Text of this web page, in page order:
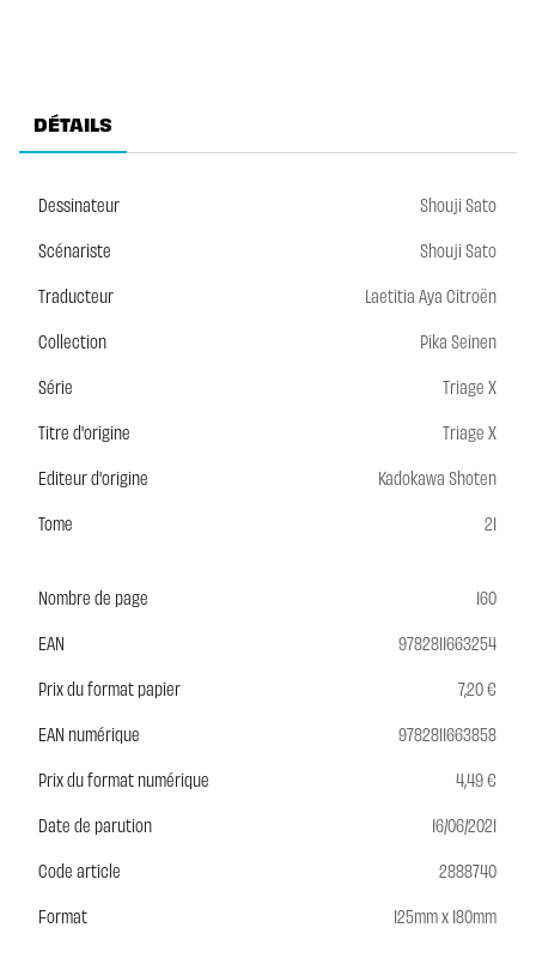
DÉTAILS
Dessinateur
Shouji Sato
Scénariste
Shouji Sato
Traducteur
Laetitia Aya Citroën
Collection
Pika Seinen
Série
Triage X
Titre d'origine
Triage X
Editeur d'origine
Kadokawa Shoten
Tome
21
Nombre de page
160
EAN
9782811663254
Prix du format papier
7,20 €
EAN numérique
9782811663858
Prix du format numérique
4,49 €
Date de parution
16/06/2021
Code article
2888740
Format
125mm x 180mm